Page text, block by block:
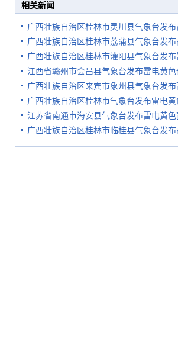
相关新闻
广西壮族自治区桂林市灵川县气象台发
广西壮族自治区桂林市荔蒲县气象台发
广西壮族自治区桂林市灌阳县气象台发
江西省赣州市会昌县气象台发布雷电黄色
广西壮族自治区来宾市象州县气象台发
广西壮族自治区桂林市气象台发布雷电
江苏省南通市海安县气象台发布雷电黄色
广西壮族自治区桂林市临桂县气象台发